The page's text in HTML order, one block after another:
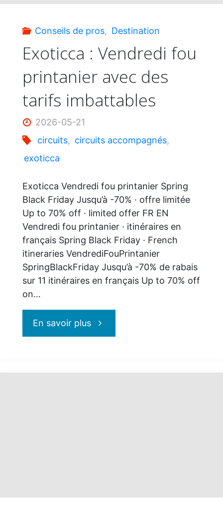
Conseils de pros, Destination
Exoticca : Vendredi fou
printanier avec des
tarifs imbattables
2026-05-21
circuits, circuits accompagnés,
exoticca
Exoticca Vendredi fou printanier Spring
Black Friday Jusqu’à -70% · offre limitée
Up to 70% off · limited offer FR EN
Vendredi fou printanier · itinéraires en
français Spring Black Friday · French
itineraries VendrediFouPrintanier
SpringBlackFriday Jusqu’à -70% de rabais
sur 11 itinéraires en français Up to 70% off
on…
En savoir plus"Exoticca